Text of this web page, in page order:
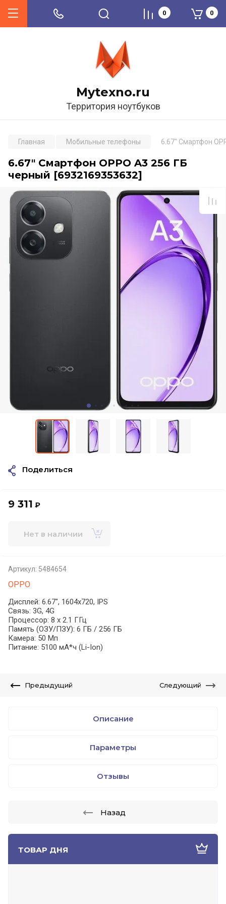
Mytexno.ru
Территория ноутбуков
0 0
ТОВАР ДНЯ
Главная Мобильные телефоны 6.67" Смартфон
6.67" Смартфон OPPO A3 256 ГБ
черный [6932169353632]
9 311 ₽
Нет в наличии
Артикул: 5484654
OPPO
Дисплей: 6.67", 1604x720, IPS
Связь: 3G, 4G
Процессор: 8 x 2.1 ГГц
Память (ОЗУ/ПЗУ): 6 ГБ / 256 ГБ
Камера: 50 Мп
Питание: 5100 мА*ч (Li-Ion)
Поделиться
Предыдущий Следующий
Описание
Параметры
Отзывы
Назад